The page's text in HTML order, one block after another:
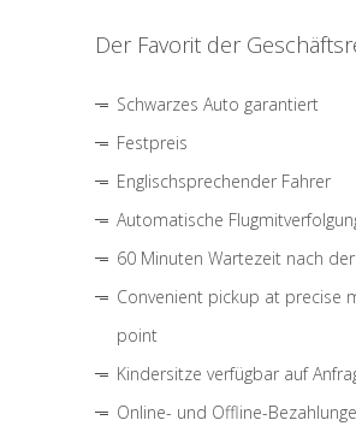
Der Favorit der
Schwarzes Auto garantiert
Festpreis
Englischsprechender Fahrer
Automatische
60 Minuten Wartezeit nach
Convenient pickup at precise
point
Kindersitze verfügbar auf
Online- und Offline-